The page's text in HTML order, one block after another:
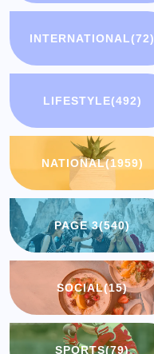
INTERNATIONAL(72)
LIFESTYLE(492)
NATIONAL(1959)
PAGE 3(540)
SOCIAL(15)
SPORTS(79)